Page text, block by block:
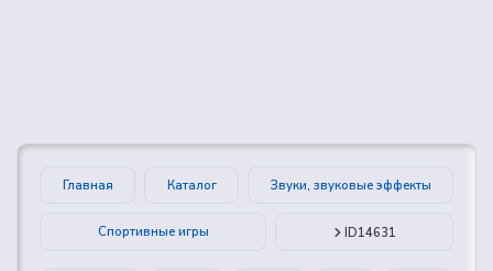
Главная Каталог Звуки, звуковые эффекты
Спортивные игры ID14631